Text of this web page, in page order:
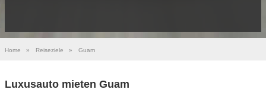
Home » Reiseziele » Guam
Luxusauto mieten Guam